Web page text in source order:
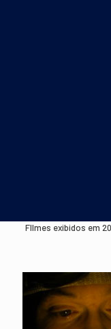
FIlmes exibidos em